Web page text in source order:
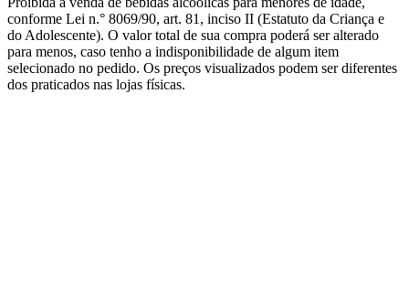
conforme Lei n.° 8069/90, art. 81, inciso II (Estatuto da Criança e
do Adolescente). O valor total de sua compra poderá ser alterado
para menos, caso tenho a indisponibilidade de algum item
selecionado no pedido. Os preços visualizados podem ser diferentes
dos praticados nas lojas físicas.